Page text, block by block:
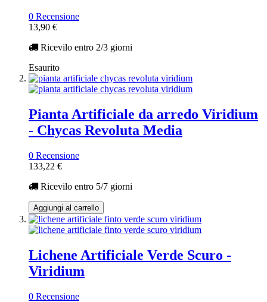
0 Recensione
13,90 €
Ricevilo entro 2/3 giorni
Esaurito
Pianta Artificiale da arredo Viridium
- Chycas Revoluta Media
0 Recensione
133,22 €
Ricevilo entro 5/7 giorni
Aggiungi al carrello
Lichene Artificiale Verde Scuro -
Viridium
0 Recensione